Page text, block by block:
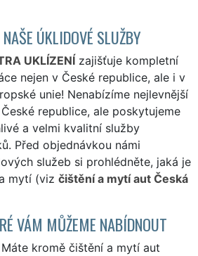
ÚKLIDOVÉ SLUŽBY
UKLÍZENÍ zajišťuje kompletní
nejen v České republice, ale i v
unie! Nenabízíme nejlevnější
republice, ale poskytujeme
a velmi kvalitní služby
Před objednávkou námi
služeb si prohlédněte, jaká je
mytí (viz čištění a mytí aut Česká
VÁM MŮŽEME NABÍDNOUT
Máte kromě čištění a mytí aut